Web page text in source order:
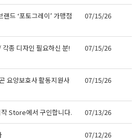
드 ‘포토그레이’ 가맹점
07/15/26
종 디자인 필요하신 분!
07/15/26
요양보호사 활동지원사
07/15/26
Store에서 구인합니다. 07/13/26
07/12/26